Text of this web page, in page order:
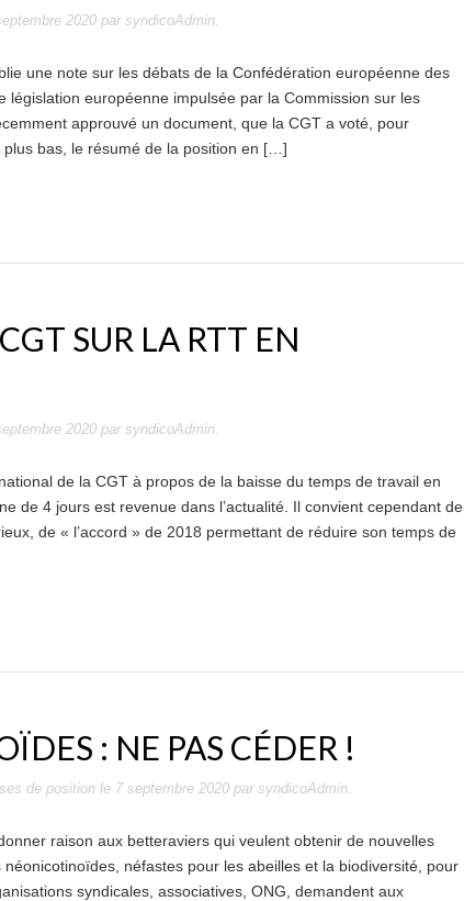
2020 par syndicoAdmin.
une note sur les débats de la Confédération européenne des
législation européenne impulsée par la Commission sur les
approuvé un document, que la CGT a voté, pour
bas, le résumé de la position en […]
SUR LA RTT EN
2020 par syndicoAdmin.
de la CGT à propos de la baisse du temps de travail en
de 4 jours est revenue dans l’actualité. Il convient cependant de
de « l’accord » de 2018 permettant de réduire son temps de
: NE PAS CÉDER !
de position le 7 septembre 2020 par syndicoAdmin.
raison aux betteraviers qui veulent obtenir de nouvelles
néonicotinoïdes, néfastes pour les abeilles et la biodiversité, pour
syndicales, associatives, ONG, demandent aux